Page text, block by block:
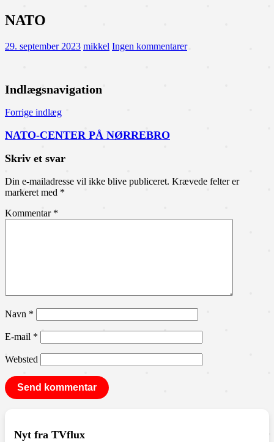
NATO
29. september 2023 mikkel Ingen kommentarer
Indlægsnavigation
Forrige indlæg
NATO-CENTER PÅ NØRREBRO
Skriv et svar
Din e-mailadresse vil ikke blive publiceret. Krævede felter er
markeret med *
Kommentar *
Navn *
E-mail *
Websted
Nyt fra TVflux